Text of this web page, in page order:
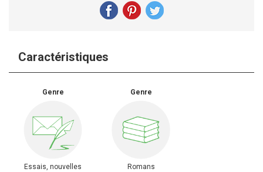
Caractéristiques
Genre
Essais, nouvelles
Genre
Romans